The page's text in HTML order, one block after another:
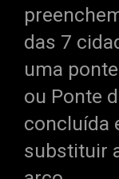
das 7
uma
ou Ponte
concluída
substituir